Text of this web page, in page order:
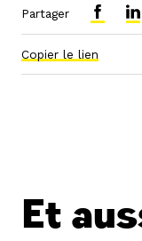
Partager
Copier le lien
Et